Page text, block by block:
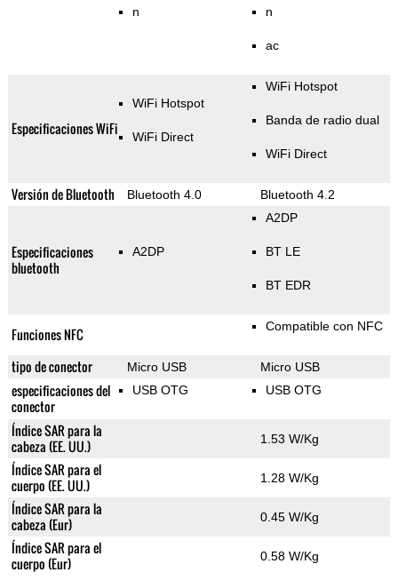
n n
ac
Especificaciones WiFi
WiFi Hotspot
WiFi Direct
WiFi Hotspot
Banda de radio dual
WiFi Direct
Versión de Bluetooth Bluetooth 4.0 Bluetooth 4.2
Especificaciones
bluetooth
A2DP
A2DP
BT LE
BT EDR
Funciones NFC Compatible con NFC
tipo de conector Micro USB Micro USB
especificaciones del
conector
USB OTG USB OTG
Índice SAR para la
cabeza (EE. UU.)
1.53 W/Kg
Índice SAR para el
cuerpo (EE. UU.)
1.28 W/Kg
Índice SAR para la
cabeza (Eur)
0.45 W/Kg
Índice SAR para el
cuerpo (Eur)
0.58 W/Kg